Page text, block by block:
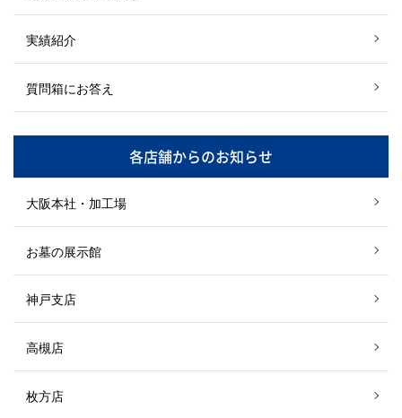
実績紹介
質問箱にお答え
各店舗からのお知らせ
大阪本社・加工場
お墓の展示館
神戸支店
高槻店
枚方店